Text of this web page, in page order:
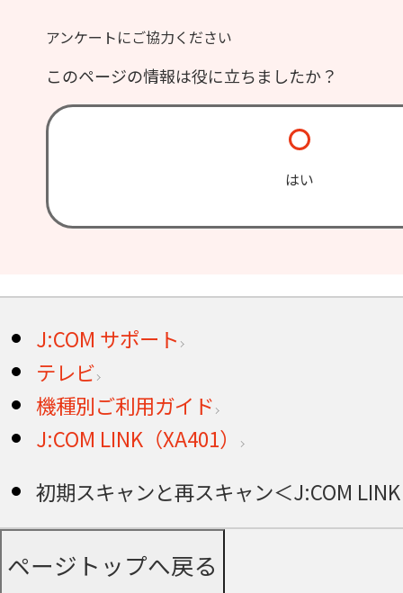
アンケートにご協力ください
このページの情報は役に立ちましたか？
はい
J:COM サポート
テレビ
機種別ご利用ガイド
J:COM LINK（XA401）
初期スキャンと再スキャン＜J:COM
ページトップへ戻る